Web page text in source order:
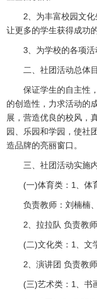
2、为丰富校园文化
让更多的学生获得成功
3、为学校的各项活
二、社团活动总体目
保证学生的自主性，
的创造性，力求活动的
展，营造优良的校风，
园、乐园和学园，使社
造品牌的亮丽窗口。
三、社团活动实施内
(一)体育类：1、体
负责教师：刘楠楠、
2、拉拉队 负责教师
(二)文化类：1、文
2、演讲团 负责教师
(三)艺术类：1、书